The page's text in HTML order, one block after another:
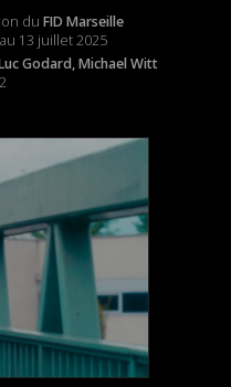
du FID Marseille
13 juillet 2025
Godard, Michael Witt